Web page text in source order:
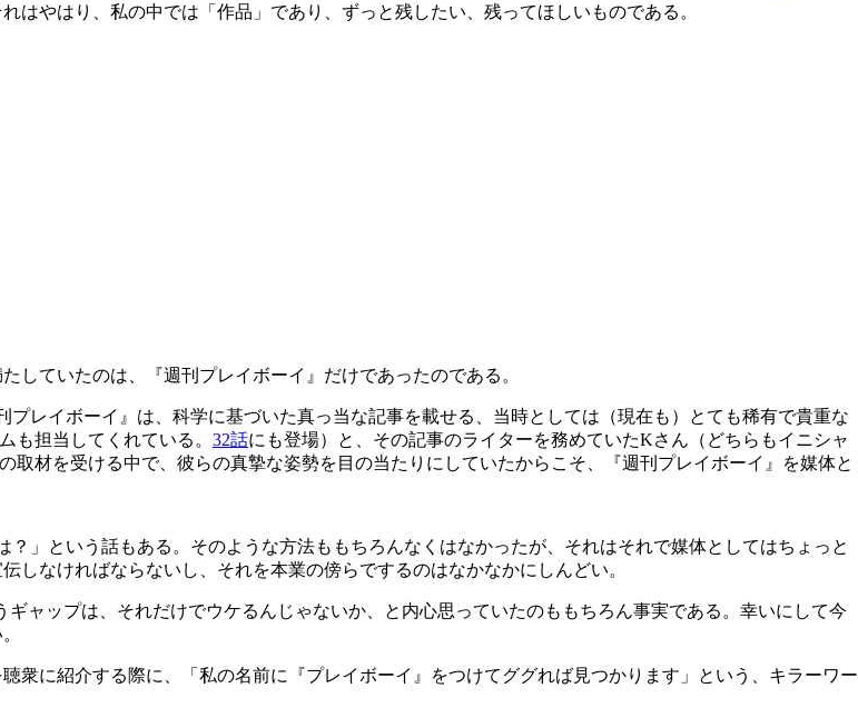
やはり、私の中では「作品」であり、ずっと残したい、残ってほしいものである。
していたのは、『週刊プレイボーイ』だけであったのである。
レイボーイ』は、科学に基づいた真っ当な記事を載せる、当時としては（現在も）とても稀有で貴重な
も担当してくれている。 32話にも登場）と、その記事のライターを務めていたKさん（どちらもイニシャ
材を受ける中で、彼らの真摯な姿勢を目の当たりにしていたからこそ、『週刊プレイボーイ』を媒体と
」という話もある。そのような方法ももちろんなくはなかったが、それはそれで媒体としてはちょっと
なければならないし、それを本業の傍らでするのはなかなかにしんどい。
ャップは、それだけでウケるんじゃないか、と内心思っていたのももちろん事実である。幸いにして今
衆に紹介する際に、「私の名前に『プレイボーイ』をつけてググれば見つかります」という、キラーワー